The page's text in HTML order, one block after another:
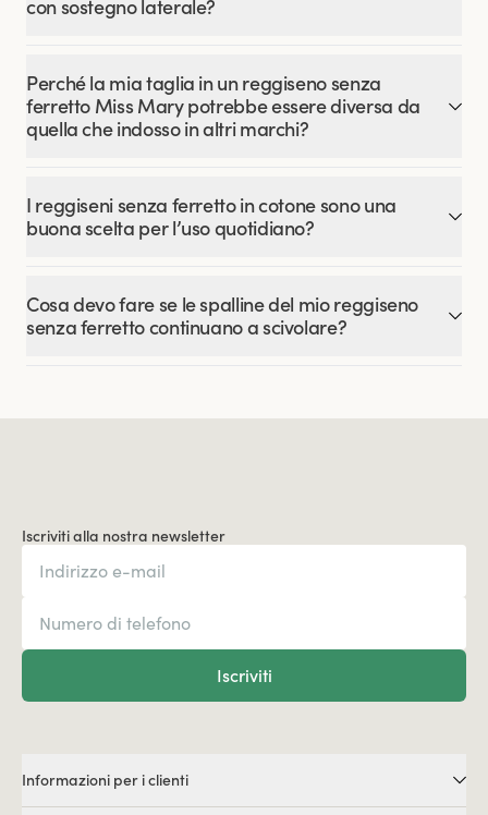
con sostegno laterale?
Perché la mia taglia in un reggiseno senza
ferretto Miss Mary potrebbe essere diversa da
quella che indosso in altri marchi?
I reggiseni senza ferretto in cotone sono una
buona scelta per l’uso quotidiano?
Cosa devo fare se le spalline del mio reggiseno
senza ferretto continuano a scivolare?
Iscriviti alla nostra newsletter
Iscriviti
Informazioni per i clienti